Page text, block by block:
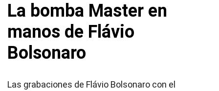
La bomba Master en
manos de Flávio
Bolsonaro
Las grabaciones de Flávio Bolsonaro con el